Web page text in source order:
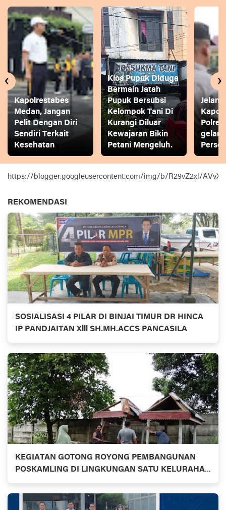
Kapolrestabes
Medan, Jangan
Pelit Dengan Diri
Sendiri Terkait
Kesehatan
Kios Pupuk Diduga
Bermain Jatah
Pupuk Bersubsi
Kelompok Tani Di
Kurangi Diluar
Kewajaran Bikin
Petani Mengeluh.
gelar
‹ ›
https://blogger.googleusercontent.com/img/b/R29vZ2xl/
REKOMENDASI
SOSIALISASI 4 PILAR DI BINJAI TIMUR DR HINCA
IP PANDJAITAN Xlll SH.MH.ACCS PANCASILA
KEGIATAN GOTONG ROYONG PEMBANGUNAN
POSKAMLING DI LINGKUNGAN SATU KELURAHAN
TANAH TINGGI KECAMATAN BINJAI TIMUR